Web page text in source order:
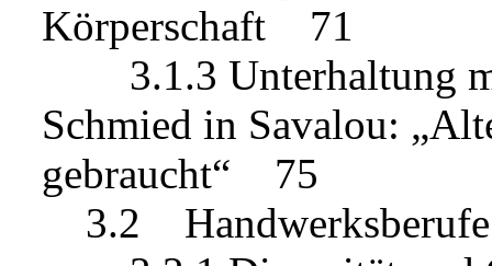
Körperschaft 71
3.1.3 Unterhaltung
Schmied in Savalou:
gebraucht“ 75
3.2